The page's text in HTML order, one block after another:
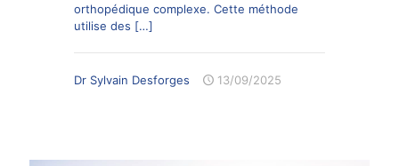
orthopédique complexe. Cette méthode
utilise des […]
Dr Sylvain Desforges 13/09/2025